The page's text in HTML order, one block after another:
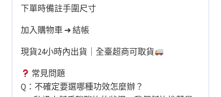
下單時備註手圍尺寸
加入購物車 ➜ 結帳
現貨24小時內出貨｜全臺超商可取貨
常見問題
Q：不確定要選哪種功效怎麼辦？